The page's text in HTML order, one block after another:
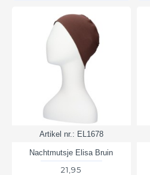
Artikel nr.: EL1678
Nachtmutsje Elisa Bruin
21,95